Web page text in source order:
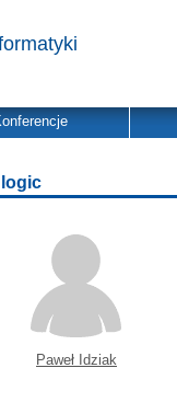
Paweł Idziak